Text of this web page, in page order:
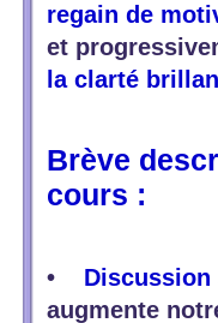
regain de
et
la clarté
Brève
cours :
•
augmente